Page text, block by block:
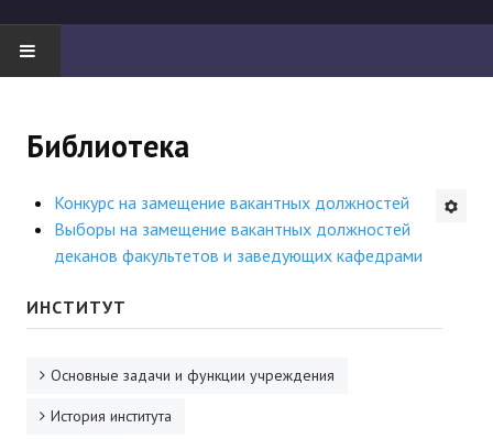
"Боевая" русистика
Будни института
АНОНСЫ
ИНСТИТУТ
В ПОМОЩЬ УЧИТЕЛЮ
Библиотека
Конкурс на замещение вакантных должностей
Выборы на замещение вакантных должностей
деканов факультетов и заведующих кафедрами
ИНСТИТУТ
Основные задачи и функции учреждения
История института